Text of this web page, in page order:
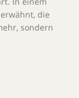
die
sondern